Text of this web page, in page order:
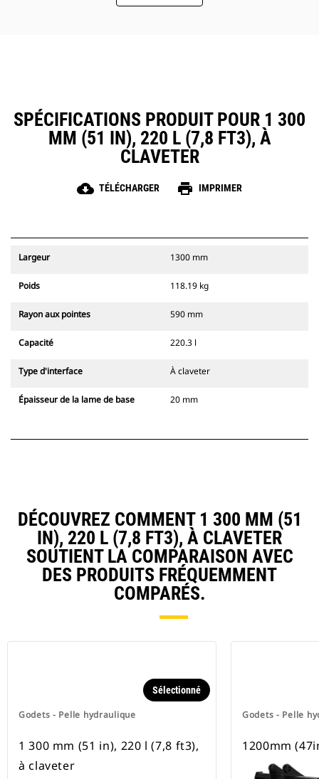
SPÉCIFICATIONS PRODUIT POUR 1 300
MM (51 IN), 220 L (7,8 FT3), À
CLAVETER
cloud_download TÉLÉCHARGER print IMPRIMER
Largeur 1300 mm
Poids 118.19 kg
Rayon aux pointes 590 mm
Capacité 220.3 l
Type d'interface À claveter
Épaisseur de la lame de base 20 mm
DÉCOUVREZ COMMENT 1 300 MM (51
IN), 220 L (7,8 FT3), À CLAVETER
SOUTIENT LA COMPARAISON AVEC
DES PRODUITS FRÉQUEMMENT
COMPARÉS.
Godets - Pelle hydraulique
Sélectionné
1 300 mm (51 in), 220 l (7,8 ft3),
à claveter
Godets - Pelle
1200mm